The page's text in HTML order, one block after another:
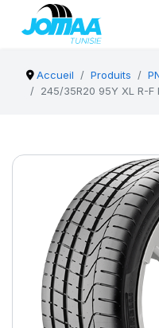
Accueil Produits
245/35R20 95Y XL R-F